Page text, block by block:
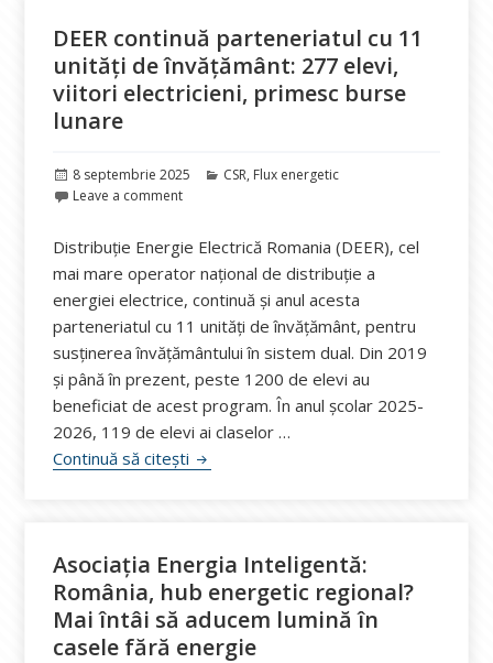
DEER continuă parteneriatul cu 11
unități de învățământ: 277 elevi,
viitori electricieni, primesc burse
lunare
Publicat
pe
8 septembrie 2025 Categorii
CSR, Flux energetic
Leave a comment
Distribuție Energie Electrică Romania (DEER), cel
mai mare operator național de distribuție a
energiei electrice, continuă și anul acesta
parteneriatul cu 11 unități de învățământ, pentru
susținerea învățământului în sistem dual. Din 2019
și până în prezent, peste 1200 de elevi au
beneficiat de acest program. În anul școlar 2025-
2026, 119 de elevi ai claselor …
Continuă să citești DEER continuă parteneriatul cu 11
Asociația Energia Inteligentă:
România, hub energetic regional?
Mai întâi să aducem lumină în
casele fără energie